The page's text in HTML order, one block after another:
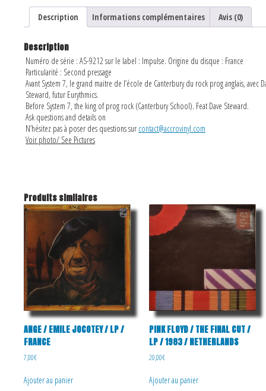
Description Informations complémentaires Avis (0)
Description
Numéro de série : AS-9212 sur le label : Impulse. Origine du disque : France
Particularité : Second pressage
Avant System 7, le grand maitre de l’école de Canterbury du rock prog anglais, avec
Steward, futur Eurythmics.
Before System 7, the king of prog rock (Canterbury School). Feat Dave Steward.
Ask questions and details on
N’hésitez pas à poser des questions sur contact@accrovinyl.com
Voir photo/ See Pictures
Produits similaires
ANGE / EMILE JOCOTEY / LP /
FRANCE
7,00€
Ajouter au panier
PINK FLOYD / THE FINAL CUT /
LP / 1983 / NETHERLANDS
20,00€
Ajouter au panier